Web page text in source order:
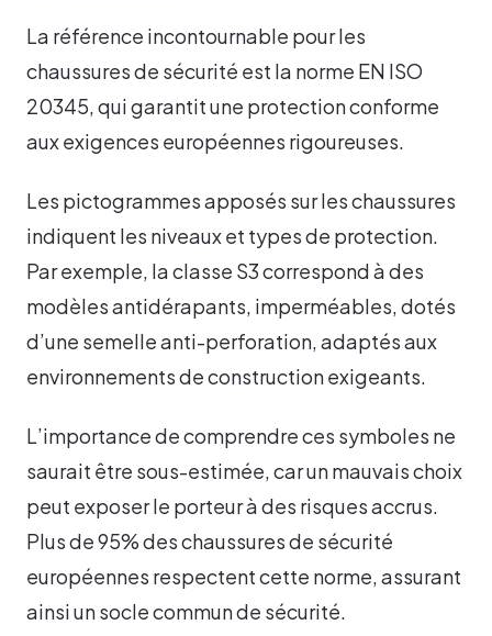
La référence incontournable pour les
chaussures de sécurité est la norme EN ISO
20345, qui garantit une protection conforme
aux exigences européennes rigoureuses.
Les pictogrammes apposés sur les chaussures
indiquent les niveaux et types de protection.
Par exemple, la classe S3 correspond à des
modèles antidérapants, imperméables, dotés
d’une semelle anti-perforation, adaptés aux
environnements de construction exigeants.
L’importance de comprendre ces symboles ne
saurait être sous-estimée, car un mauvais choix
peut exposer le porteur à des risques accrus.
Plus de 95% des chaussures de sécurité
européennes respectent cette norme, assurant
ainsi un socle commun de sécurité.